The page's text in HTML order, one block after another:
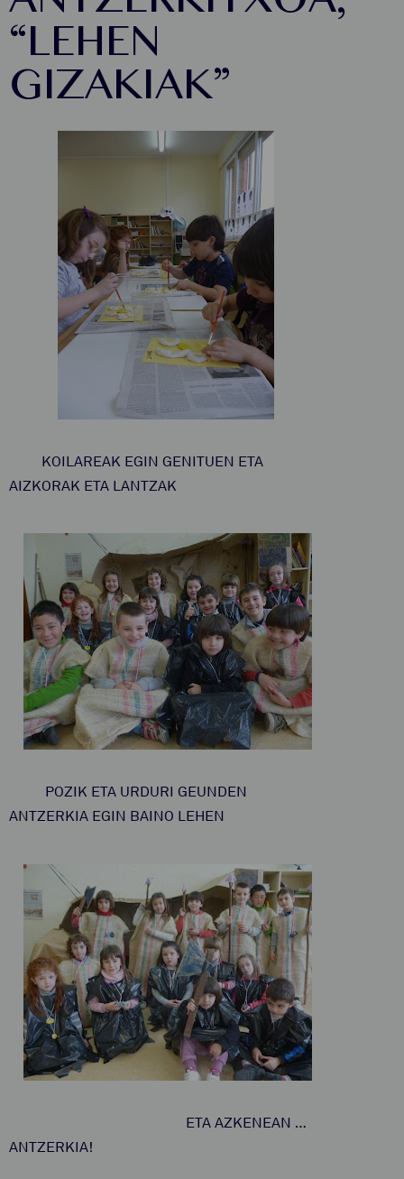
“LEHEN
GIZAKIAK”
KOILAREAK EGIN GENITUEN ETA
AIZKORAK ETA LANTZAK
POZIK ETA URDURI GEUNDEN
ANTZERKIA EGIN BAINO LEHEN
ETA AZKENEAN …
ANTZERKIA!